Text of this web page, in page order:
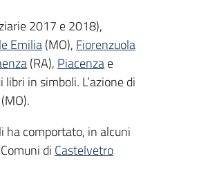
2017 e 2018),
Emilia(MO), Fiorenzuola
(RA), Piacenzae
libri in simboli. L’azione di
(MO).
ha comportato, in alcuni
di Castelvetro